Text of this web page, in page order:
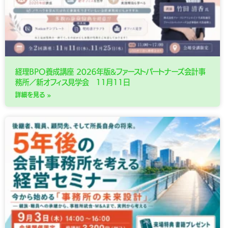
経理BPO養成講座 2026年版&ファーストパートナーズ会計事
務所／新オフィス見学会 11月11日
詳細を見る »